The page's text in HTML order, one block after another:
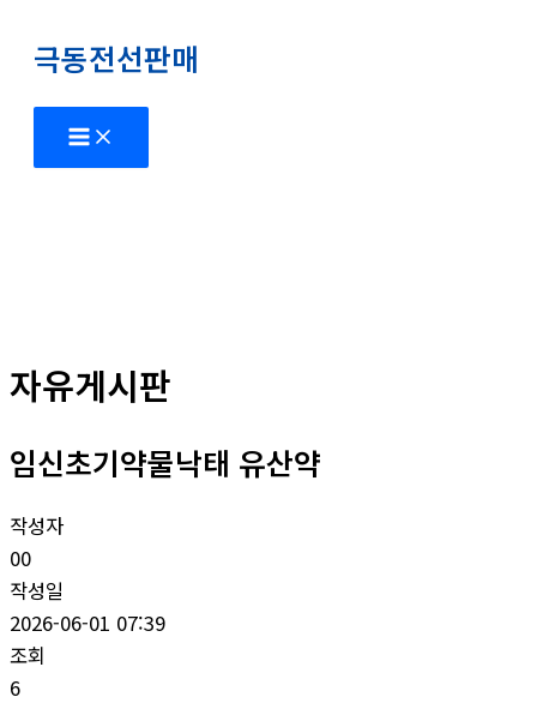
극동전선판매
Main
Menu
자유게시판
임신초기약물낙­태 유산약
작성자
00
작성일
2026-06-01 07:39
조회
6